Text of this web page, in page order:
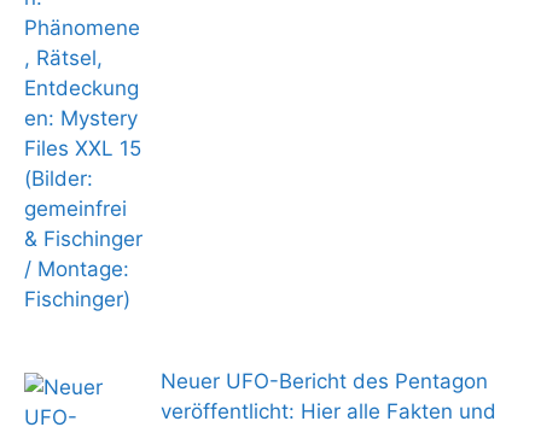
Neuer UFO-Bericht des Pentagon
veröffentlicht: Hier alle Fakten und